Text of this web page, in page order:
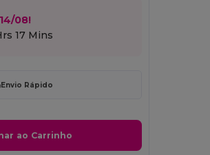
08!
17 Mins
Envio Rápido
ao Carrinho